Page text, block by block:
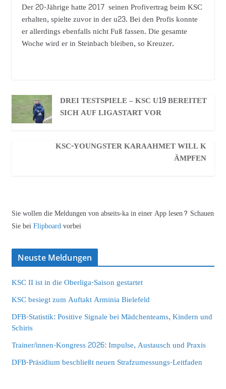
Der 20-Jährige hatte 2017 seinen Profivertrag beim KSC
erhalten, spielte zuvor in der u23. Bei den Profis konnte
er allerdings ebenfalls nicht Fuß fassen. Die gesamte
Woche wird er in Steinbach bleiben, so Kreuzer.
DREI TESTSPIELE – KSC U19 BEREITET
SICH AUF LIGASTART VOR
KSC-YOUNGSTER KARAAHMET WILL K
ÄMPFEN
Sie wollen die Meldungen von abseits-ka in einer App lesen? Schauen
Sie beiFlipboardvorbei
Neuste Meldungen
KSC II ist in die Oberliga-Saison gestartet
KSC besiegt zum Auftakt Arminia Bielefeld
DFB-Statistik: Positive Signale bei Mädchenteams, Kindern und
Schiris
Trainer/innen-Kongress 2026: Impulse, Austausch und Praxis
DFB-Präsidium beschließt neuen Strafzumessungs-Leitfaden